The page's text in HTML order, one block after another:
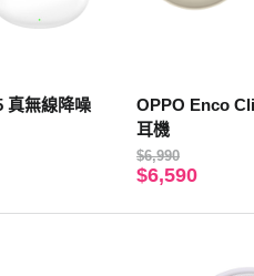
真無線降噪
OPPO Enco
耳機
$6,990
$6,590